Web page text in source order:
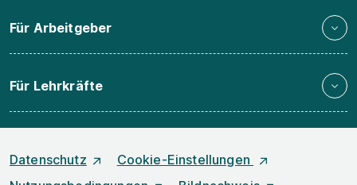
Für Arbeitgeber
Für Lehrkräfte
Datenschutz
Cookie-Einstellungen